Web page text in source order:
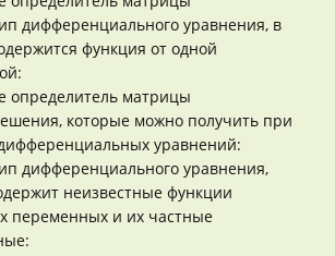
дифференциального уравнения, в
функция от одной
определитель матрицы
которые можно получить при
уравнений:
дифференциального уравнения,
неизвестные функции
переменных и их частные